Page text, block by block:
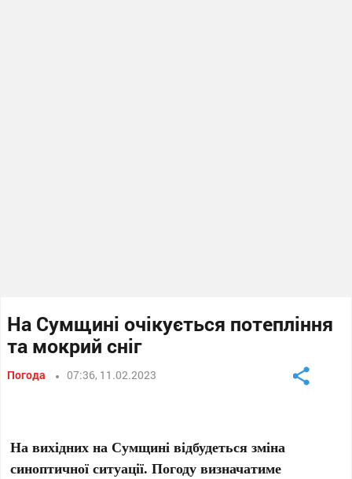
На Сумщині очікується потепління
та мокрий сніг
Погода 07:36, 11.02.2023
На вихідних на Сумщині відбудеться зміна
синоптичної ситуації. Погоду визначатиме